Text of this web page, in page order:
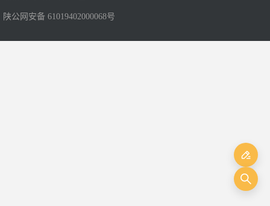
陕公网安备 61019402000068号